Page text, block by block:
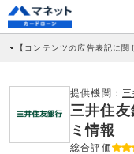
【コンテンツの広告表記に関
社に対して企業から紹介報酬
商品を根拠なくPRするもので
どに基づき、公平性を担保し
提供機関：
三井住友
ミ情報
総合評価